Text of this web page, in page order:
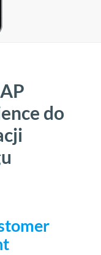
do